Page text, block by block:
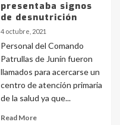
presentaba signos
de desnutrición
4 octubre, 2021
Personal del Comando
Patrullas de Junín fueron
llamados para acercarse un
centro de atención primaria
de la salud ya que...
Read More